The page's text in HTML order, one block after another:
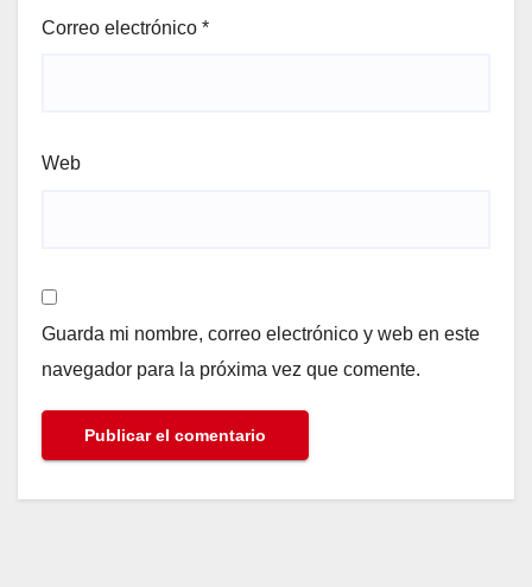
Correo electrónico *
Web
Guarda mi nombre, correo electrónico y web en este
navegador para la próxima vez que comente.